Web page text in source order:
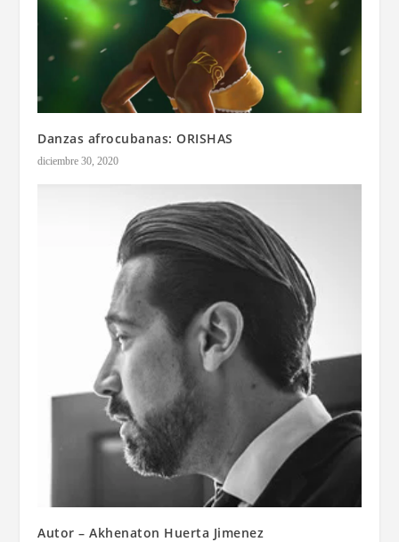
Danzas afrocubanas: ORISHAS
diciembre 30, 2020
Autor – Akhenaton Huerta Jimenez